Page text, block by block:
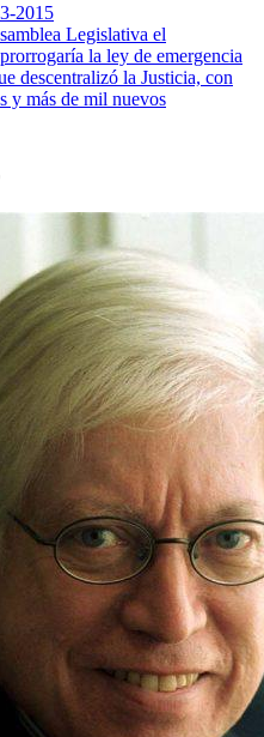
2015
Legislativa el
la ley de emergencia
descentralizó la Justicia, con
y más de mil nuevos